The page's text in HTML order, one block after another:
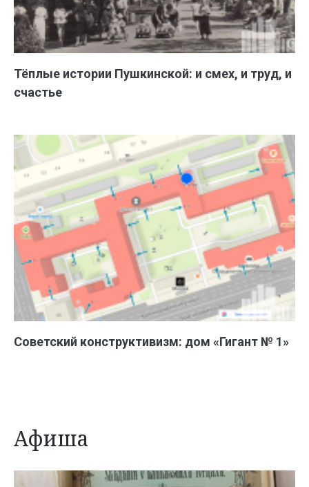
Тёплые истории Пушкинской: и смех, и труд, и
счастье
Советский конструктивизм: дом «Гигант № 1»
Афиша